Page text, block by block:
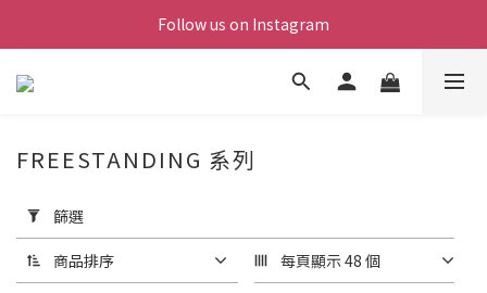
Follow us on Instagram
用
篩
選
(0/20)
FREESTANDING 系列
篩選
商品排序 每頁顯示 48 個